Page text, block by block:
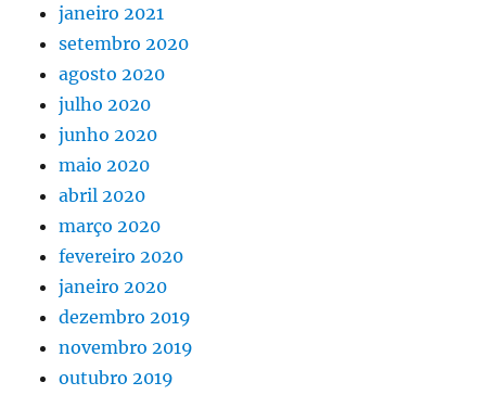
janeiro 2021
setembro 2020
agosto 2020
julho 2020
junho 2020
maio 2020
abril 2020
março 2020
fevereiro 2020
janeiro 2020
dezembro 2019
novembro 2019
outubro 2019